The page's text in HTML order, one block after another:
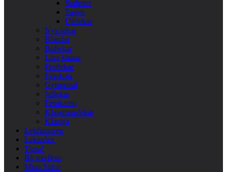
Stafetter
Tagen
Utelekar
Nya lekar
Blandat
Bollekar
Lära känna
Festlekar
Förskola
Gympasal
Jullekar
Femkamp
Klassrumslekar
Kluriga
Lekfinnaren
Lekindex
Tipsa!
Bli medlem
Mina Sidor